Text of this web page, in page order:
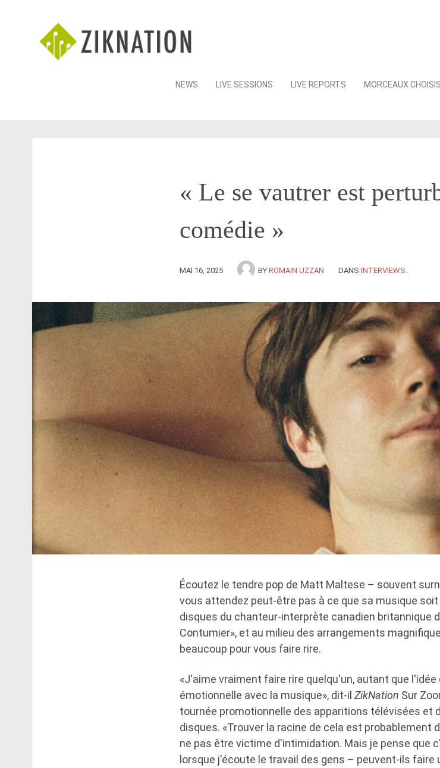
Skip
NEWS LIVE SESSIONS LIVE REPORTS MORCEAUX CHOISIS
« Le se vautrer est
comédie »
MAI 16, 2025 BY ROMAIN UZZAN DANS INTERVIEWS
Écoutez le tendre pop de Matt Maltese – souvent
vous attendez peut-être pas à ce que sa musique
disques du chanteur-interprète canadien britannique
Contumier», et au milieu des arrangements
beaucoup pour vous faire rire.
«J'aime vraiment faire rire quelqu'un, autant que
émotionnelle avec la musique», dit-il ZikNation Sur
tournée promotionnelle des apparitions télévisées et
disques. «Trouver la racine de cela est probablement
ne pas être victime d'intimidation. Mais je pense que
lorsque j'écoute le travail des gens – peuvent-ils